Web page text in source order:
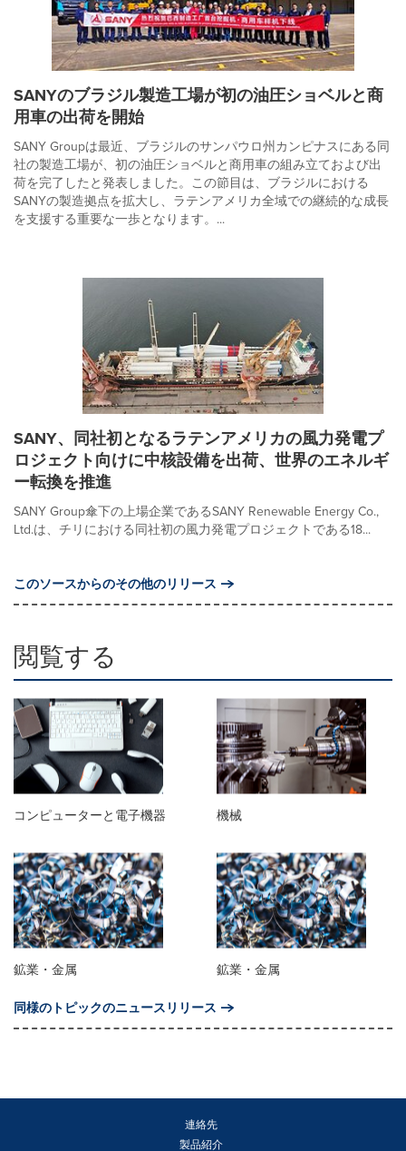
SANYのブラジル製造工場が初の油圧ショベルと商
用車の出荷を開始
SANY Groupは最近、ブラジルのサンパウロ州カンピナスにある同
社の製造工場が、初の油圧ショベルと商用車の組み立ておよび出
荷を完了したと発表しました。この節目は、ブラジルにおける
SANYの製造拠点を拡大し、ラテンアメリカ全域での継続的な成長
を支援する重要な一歩となります。...
SANY、同社初となるラテンアメリカの風力発電プ
ロジェクト向けに中核設備を出荷、世界のエネルギ
ー転換を推進
SANY Group傘下の上場企業であるSANY Renewable Energy Co.,
Ltd.は、チリにおける同社初の風力発電プロジェクトである18...
このソースからのその他のリリース
閲覧する
コンピューターと電子機器 機械
鉱業・金属 鉱業・金属
同様のトピックのニュースリリース
連絡先
製品紹介